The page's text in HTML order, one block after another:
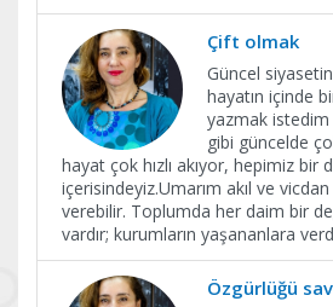
Çift olmak
Güncel
hayatın içinde
yazmak
gibi güncelde
hayat çok hızlı akıyor, hepimiz bir
içerisindeyiz.Umarım akıl ve
verebilir. Toplumda her daim bir
vardır; kurumların yaşananlara
Özgürlüğü